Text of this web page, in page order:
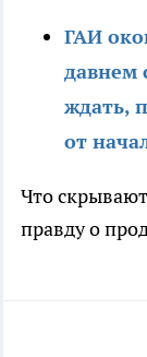
ГАИ
давнем
ждать,
от
Что
правду о